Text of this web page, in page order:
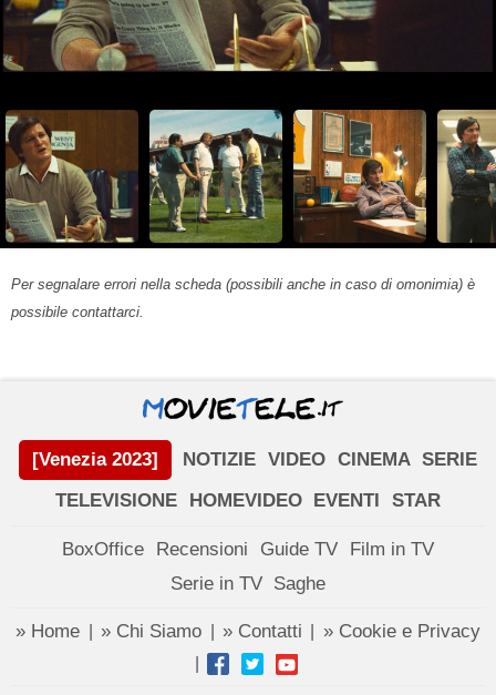
Per segnalare errori nella scheda (possibili anche in caso di omonimia) è
possibile contattarci.
[Venezia 2023] NOTIZIE VIDEO CINEMA SERIE
TELEVISIONE
HOMEVIDEO EVENTI STAR
BoxOffice Recensioni Guide TV
Film in TV
Serie in TV Saghe
» Home » Chi Siamo » Contatti » Cookie e Privacy
|